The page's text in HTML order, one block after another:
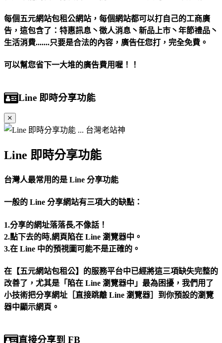
每個五元網站包租公網站，每個網站都可以打自己的工商廣
告，這包含了：特惠訊息丶徵人消息丶新品上市丶年節禮品丶
生活消費.......只要是合法的內容，廣告任您打，完全免費。
可以幫您省下一大堆的廣告費用喔！！
Line 即時分享功能
Line 即時分享功能
台灣人最常用的是 Line 分享功能
一般的 Line 分享網站有三項大的缺點：
1.分享的網址落落長,不像話！
2.點下去的時,網頁陷在 Line 瀏覽器中。
3.在 Line 中的預視圖可能不是正確的。
在【五元網站包租公】的服務平台中已經將這三項缺失完整的
改善了，尤其是「陷在 Line 瀏覽器中」最為困擾，我們用了
小技術把分享網址［直接跳離 Line 瀏覽器］到你預設的瀏覽
器中顯示網頁。
直接分享到 FB